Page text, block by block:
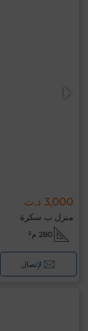
3,000 د.ت
منزل ب سكرة
280 م²
لإتصال